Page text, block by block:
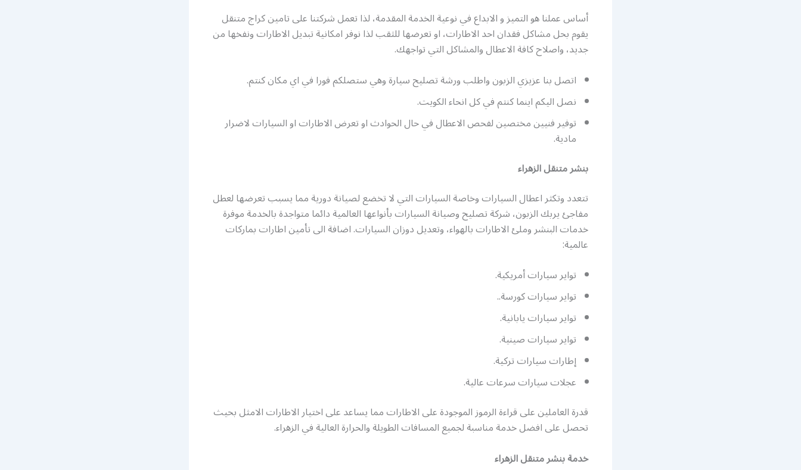
أساس عملنا هو التميز و الابداع في نوعية الخدمة المقدمة، لذا تعمل شركتنا على تامين كراج متنقل
يقوم بحل مشاكل فقدان احد الاطارات، او تعرضها للثقب لذا نوفر امكانية تبديل الاطارات ونفخها من
جديد، واصلاح كافة الاعطال والمشاكل التي تواجهك.
اتصل بنا عزيزي الزبون واطلب ورشة تصليح سيارة وهي ستصلكم فورا في اي مكان كنتم.
نصل اليكم اينما كنتم في كل انحاء الكويت.
توفير فنيين مختصين لفحص الاعطال في حال الحوادث او تعرض الاطارات او السيارات لاضرار
مادية.
بنشر متنقل الزهراء
تتعدد وتكثر اعطال السيارات وخاصة السيارات التي لا تخضع لصيانة دورية مما يسبب تعرضها لعطل
مفاجئ يربك الزبون، شركة تصليح وصيانة السيارات بأنواعها العالمية دائما متواجدة بالخدمة موفرة
خدمات البنشر وملئ الاطارات بالهواء، وتعديل دوزان السيارات. اضافة الى تأمين اطارات بماركات
عالمية:
تواير سيارات أمريكية.
تواير سيارات كورسة..
تواير سيارات يابانية.
تواير سيارات صينية.
إطارات سيارات تركية.
عجلات سيارات سرعات عالية.
قدرة العاملين على قراءة الرموز الموجودة على الاطارات مما يساعد على اختيار الاطارات الامثل بحيث
تحصل على افضل خدمة مناسبة لجميع المسافات الطويلة والحرارة العالية في الزهراء.
خدمة بنشر متنقل الزهراء